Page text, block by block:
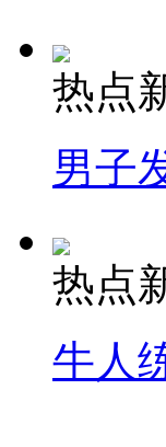
热点
男子
热点
牛人